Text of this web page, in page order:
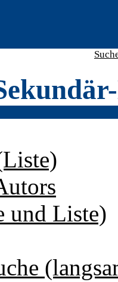
und Liste)